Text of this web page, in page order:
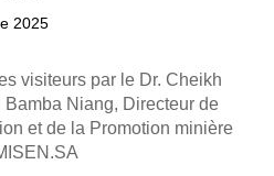
2025
visiteurs par le Dr. Cheikh
Bamba Niang, Directeur de
et de la Promotion minière